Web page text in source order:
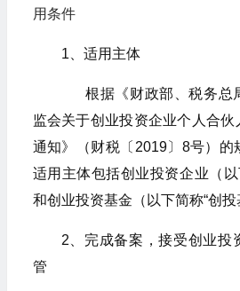
用条件
1、适用主体
根据《财政部、税务总
监会关于创业投资企业个人合
通知》（财税〔2019〕8号）的
适用主体包括创业投资企业（以
和创业投资基金（以下简称“创投
2、完成备案，接受创业投
管